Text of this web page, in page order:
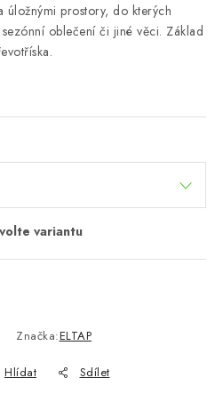
a odstoupení od smlouvy
NBM+
úložnými prostory, do kterých
oblečení či jiné věci. Základ
Značka:ELTAP
Hlídat Sdílet